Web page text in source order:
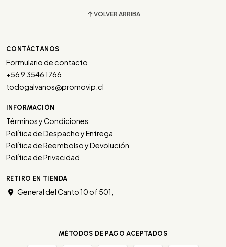
VOLVER ARRIBA
CONTÁCTANOS
Formulario de contacto
+56 9 3546 1766
todogalvanos@promovip.cl
INFORMACIÓN
Términos y Condiciones
Política de Despacho y Entrega
Política de Reembolso y Devolución
Política de Privacidad
RETIRO EN TIENDA
General del Canto 10 of 501,
MÉTODOS DE PAGO ACEPTADOS